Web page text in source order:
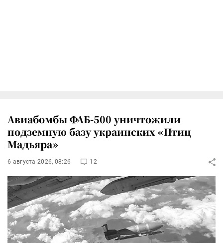
Авиабомбы ФАБ-500 уничтожили
подземную базу украинских «Птиц
Мадьяра»
6 августа 2026, 08:26 12